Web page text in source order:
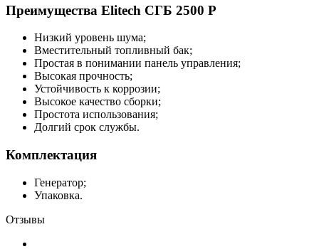
Преимущества Elitech СГБ 2500 Р
Низкий уровень шума;
Вместительный топливный бак;
Простая в понимании панель управления;
Высокая прочность;
Устойчивость к коррозии;
Высокое качество сборки;
Простота использования;
Долгий срок службы.
Комплектация
Генератор;
Упаковка.
Отзывы